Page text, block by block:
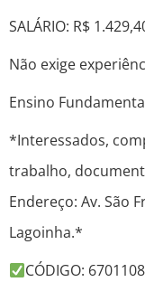
SALÁRIO: R$
Não exige
Ensino
*Interessados,
trabalho,
Endereço: Av. São
Lagoinha.*
CÓDIGO: